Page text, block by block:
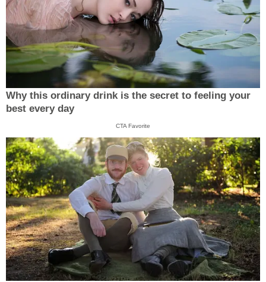
Why this ordinary drink is the secret to feeling your
best every day
CTA Favorite